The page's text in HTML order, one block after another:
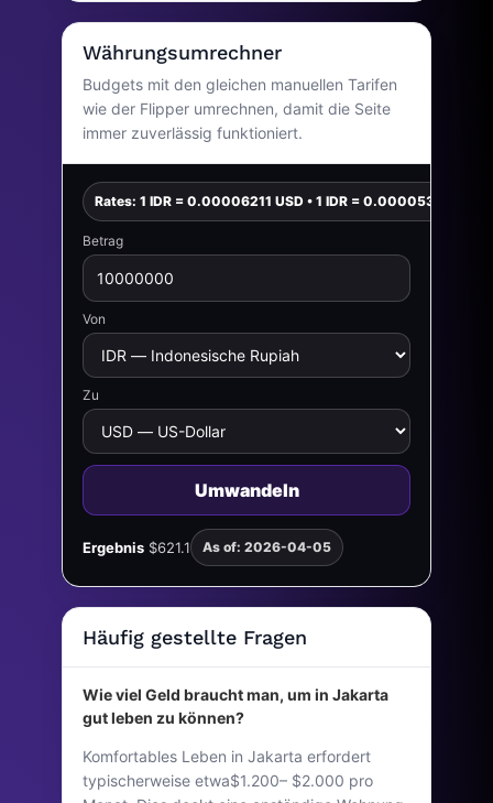
Währungsumrechner
Budgets mit den gleichen manuellen Tarifen
wie der Flipper umrechnen, damit die Seite
immer zuverlässig funktioniert.
Rates: 1 IDR = 0.00006211 USD • 1 IDR = 0.00005390 EUR
Betrag
Von
Zu
Umwandeln
Ergebnis $621.1 As of: 2026-04-05
Häufig gestellte Fragen
Wie viel Geld braucht man, um in Jakarta
gut leben zu können?
Komfortables Leben in Jakarta erfordert
typischerweise etwa$1.200– $2.000 pro